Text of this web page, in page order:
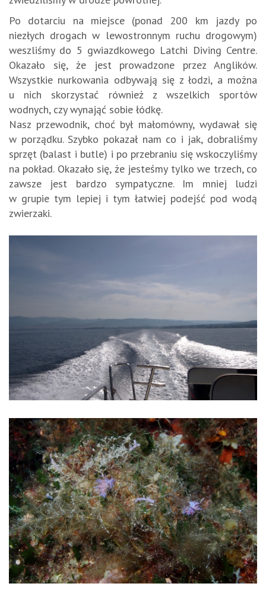
Po dotarciu na miejsce (ponad 200 km jazdy po
niezłych drogach w lewostronnym ruchu drogowym)
weszliśmy do 5 gwiazdkowego Latchi Diving Centre.
Okazało się, że jest prowadzone przez Anglików.
Wszystkie nurkowania odbywają się z łodzi, a można
u nich skorzystać również z wszelkich sportów
wodnych, czy wynająć sobie łódkę.
Nasz przewodnik, choć był małomówny, wydawał się
w porządku. Szybko pokazał nam co i jak, dobraliśmy
sprzęt (balast i butle) i po przebraniu się wskoczyliśmy
na pokład. Okazało się, że jesteśmy tylko we trzech, co
zawsze jest bardzo sympatyczne. Im mniej ludzi
w grupie tym lepiej i tym łatwiej podejść pod wodą
zwierzaki.